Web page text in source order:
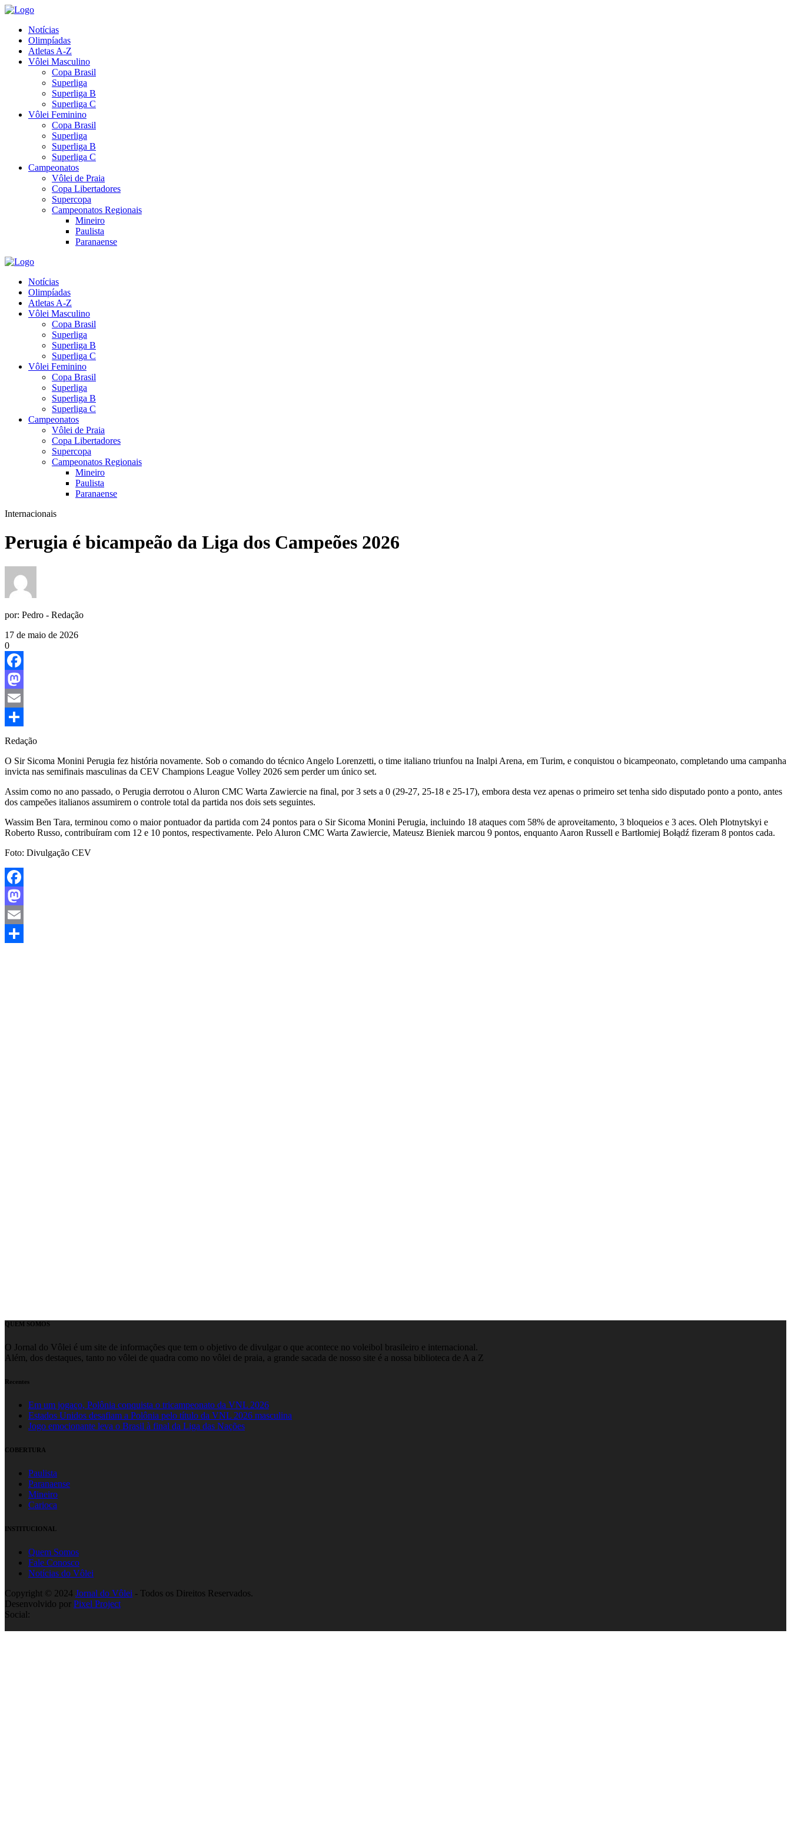
Notícias
Olimpíadas
Atletas A-Z
Vôlei Masculino
Copa Brasil
Superliga
Superliga B
Superliga C
Vôlei Feminino
Copa Brasil
Superliga
Superliga B
Superliga C
Campeonatos
Vôlei de Praia
Copa Libertadores
Supercopa
Campeonatos Regionais
Mineiro
Paulista
Paranaense
Notícias
Olimpíadas
Atletas A-Z
Vôlei Masculino
Copa Brasil
Superliga
Superliga B
Superliga C
Vôlei Feminino
Copa Brasil
Superliga
Superliga B
Superliga C
Campeonatos
Vôlei de Praia
Copa Libertadores
Supercopa
Campeonatos Regionais
Mineiro
Paulista
Paranaense
Internacionais
Perugia é bicampeão da Liga dos Campeões 2026
por: Pedro - Redação
17 de maio de 2026
0
Facebook
Mastodon
Email
Share
Redação
O Sir Sicoma Monini Perugia fez história novamente. Sob o comando do técnico Angelo Lorenzetti, o time italiano triunfou na Inalpi Arena, em Turim, e conquistou o bicampeonato, completando uma campanha
invicta nas semifinais masculinas da CEV Champions League Volley 2026 sem perder um único set.
Assim como no ano passado, o Perugia derrotou o Aluron CMC Warta Zawiercie na final, por 3 sets a 0 (29-27, 25-18 e 25-17), embora desta vez apenas o primeiro set tenha sido disputado ponto a ponto, antes
dos campeões italianos assumirem o controle total da partida nos dois sets seguintes.
Wassim Ben Tara, terminou como o maior pontuador da partida com 24 pontos para o Sir Sicoma Monini Perugia, incluindo 18 ataques com 58% de aproveitamento, 3 bloqueios e 3 aces. Oleh Plotnytskyi e
Roberto Russo, contribuíram com 12 e 10 pontos, respectivamente. Pelo Aluron CMC Warta Zawiercie, Mateusz Bieniek marcou 9 pontos, enquanto Aaron Russell e Bartłomiej Bołądź fizeram 8 pontos cada.
Foto: Divulgação CEV
Facebook
Mastodon
Email
QUEM SOMOS
O Jornal do Vôlei é um site de informações que tem o objetivo de divulgar o que acontece no voleibol brasileiro e internacional.
Além, dos destaques, tanto no vôlei de quadra como no vôlei de praia, a grande sacada de nosso site é a nossa biblioteca de A a Z
Recentes
Em um jogaço, Polônia conquista o tricampeonato da VNL 2026
Estados Unidos desafiam a Polônia pelo título da VNL 2026 masculina
Jogo emocionante leva o Brasil à final da Liga das Nações
COBERTURA
Paulista
Paranaense
Mineiro
Carioca
INSTITUCIONAL
Quem Somos
Fale Conosco
Notícias do Vôlei
Copyright © 2024 Jornal do Vôlei - Todos os Direitos Reservados.
Desenvolvido por Pixel Project
Social: